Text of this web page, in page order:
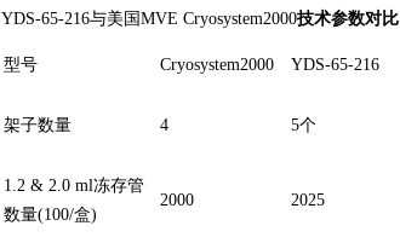
YDS-65-216与美国MVE Cryosystem2000技术参数对比
型号 Cryosystem2000 YDS-65-216
架子数量 4 5个
1.2 & 2.0 ml冻存管
数量(100/盒)
2000 2025